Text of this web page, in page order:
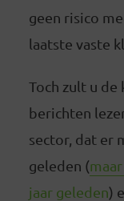
geen risico
laatste vaste
Toch zult u
berichten
sector, dat er
geleden (
jaar geleden)